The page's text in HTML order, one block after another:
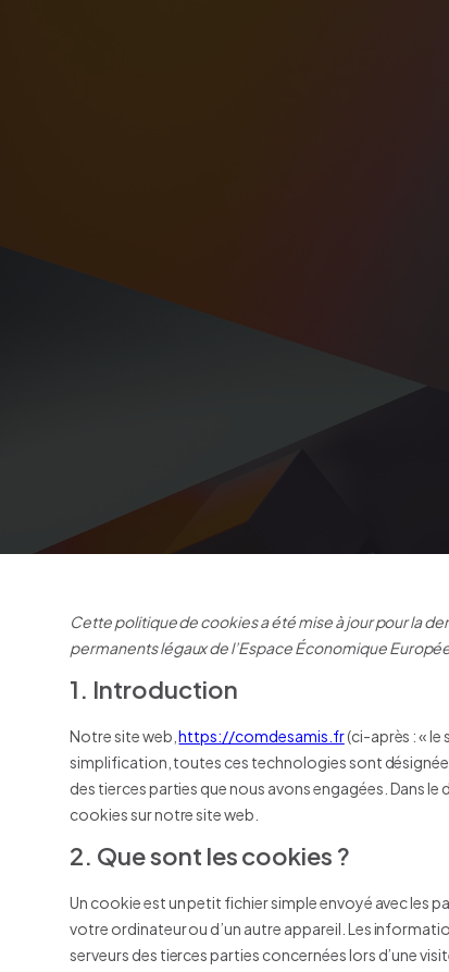
Cette politique de cookies a été mise à jour pour la
permanents légaux de l’Espace Économique
1. Introduction
Notre site web,https://comdesamis.fr(ci-après : « le
simplification, toutes ces technologies sont
des tierces parties que nous avons engagées. Dans
cookies sur notre site web.
2. Que sont les cookies ?
Un cookie est un petit fichier simple envoyé avec les
votre ordinateur ou d’un autre appareil. Les
serveurs des tierces parties concernées lors d’une